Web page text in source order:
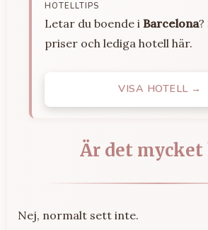
HOTELLTIPS
Letar du boende i Barcelona?
priser och lediga hotell här.
VISA HOTELL →
Är det mycket
Nej, normalt sett inte.